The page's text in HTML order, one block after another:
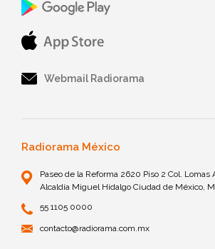
Webmail Radiorama
Radiorama México
Paseo de la Reforma 2620 Piso 2 Col. Lomas
Alcaldía Miguel Hidalgo Ciudad de México,
55 1105 0000
contacto@radiorama.com.mx